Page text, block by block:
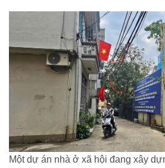
Một dự án nhà ở xã hội đang xây